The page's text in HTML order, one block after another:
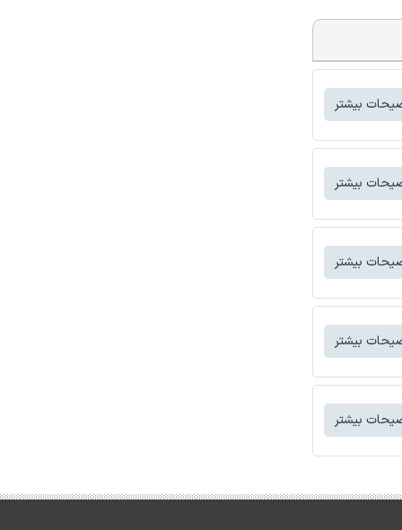
بیشتر
بیشتر
بیشتر
بیشتر
بیشتر